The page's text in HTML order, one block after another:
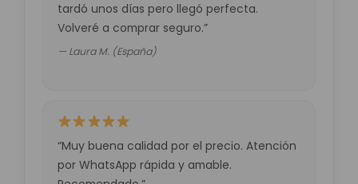
tardó unos días pero llegó perfecta.
Volveré a comprar seguro.”
— Laura M. (España)
“Muy buena calidad por el precio. Atención
por WhatsApp rápida y amable.